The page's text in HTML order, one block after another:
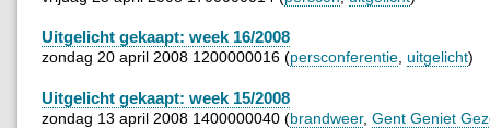
Uitgelicht gekaapt: week 16/2008
zondag 20 april 2008 1200000016 (persconferentie, uitgelicht)
Uitgelicht gekaapt: week 15/2008
zondag 13 april 2008 1400000040 (brandweer, Gent Geniet